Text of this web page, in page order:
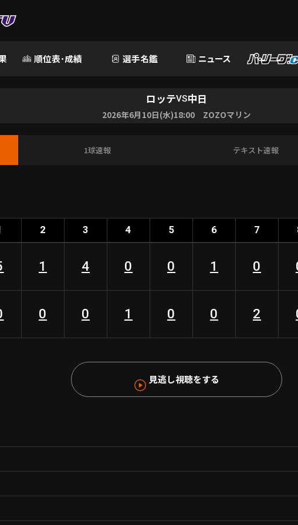
順位表･成績 選手名鑑 ニュース
ロッテVS中日
2026年6月10日(水)18:00 ZOZOマリン
1球速報 テキスト速報
2 3 4 5 6 7
1 4 0 0 1 0
0 0 1 0 0 2
見逃し視聴をする